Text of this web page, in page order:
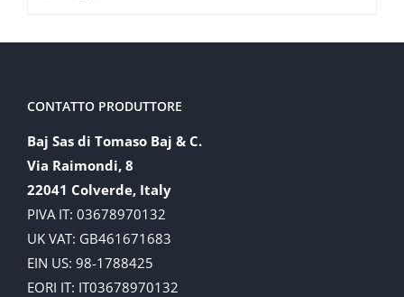
CONTATTO PRODUTTORE
Baj Sas di Tomaso Baj & C.
Via Raimondi, 8
22041 Colverde, Italy
PIVA IT: 03678970132
UK VAT: GB461671683
EIN US: 98-1788425
EORI IT: IT03678970132